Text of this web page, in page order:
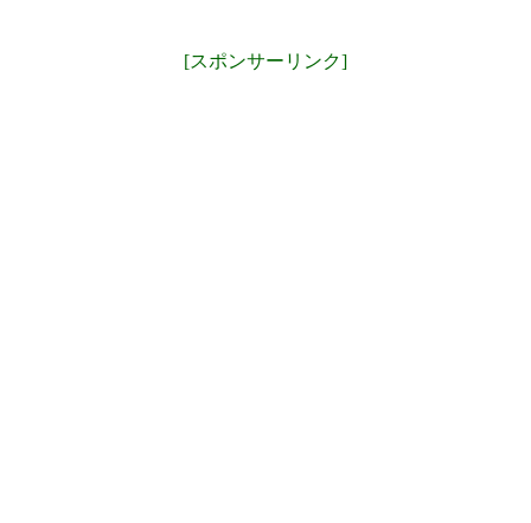
[スポンサーリンク]